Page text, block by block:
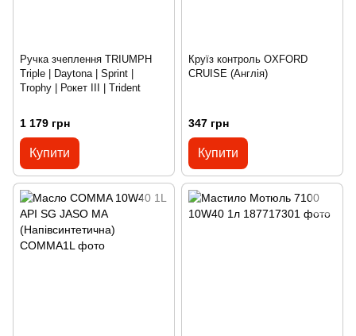
Ручка зчеплення TRIUMPH
Triple | Daytona | Sprint |
Trophy | Рокет III | Trident
1 179 грн
Купити
Круїз контроль OXFORD
CRUISE (Англія)
347 грн
Купити